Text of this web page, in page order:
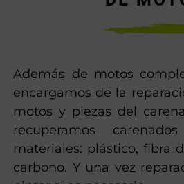
DE
Además de motos
encargamos de la